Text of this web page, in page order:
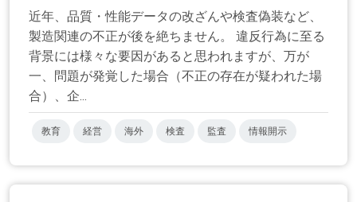
近年、品質・性能データの改ざんや検査偽装など、
製造関連の不正が後を絶ちません。 違反行為に至る
背景には様々な要因があると思われますが、万が
一、問題が発覚した場合（不正の存在が疑われた場
合）、企...
教育 経営 海外 検査 監査 情報開示